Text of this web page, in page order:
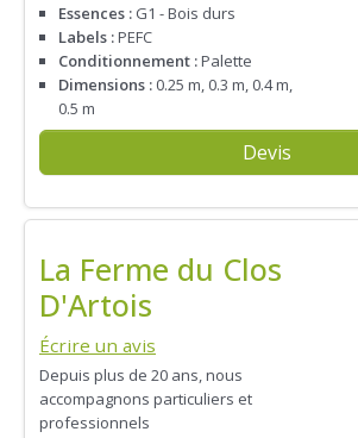
Essences : G1 - Bois durs
Labels :PEFC
Conditionnement :Palette
Dimensions : 0.25 m, 0.3 m, 0.4 m,
0.5 m
Devis
La Ferme du Clos
D'Artois
Écrire un avis
Depuis plus de 20 ans, nous
accompagnons particuliers et
professionnels